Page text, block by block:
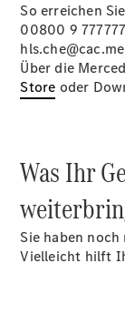
So erreichen
00800 9
Über die
Store oder
Was Ihr
Sie haben
Vielleicht hilft